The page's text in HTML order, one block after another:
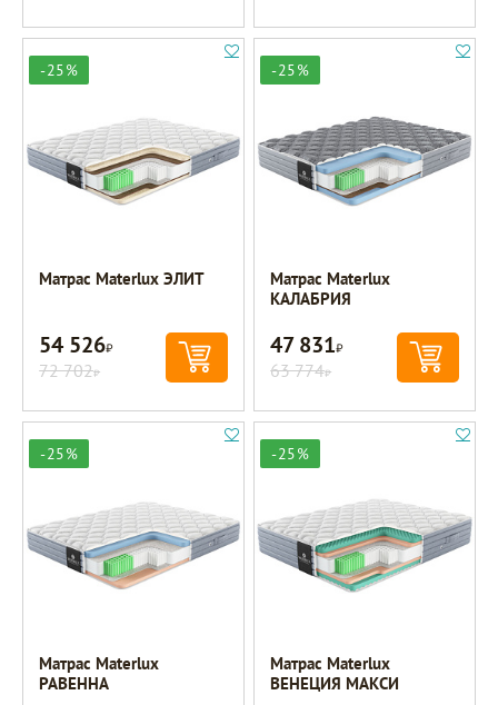
-25%
Матрас Materlux ЭЛИТ
54 526Р
72 702Р
-25%
Матрас Materlux
КАЛАБРИЯ
47 831Р
63 774Р
-25%
Матрас Materlux
РАВЕННА
-25%
Матрас Materlux
ВЕНЕЦИЯ МАКСИ